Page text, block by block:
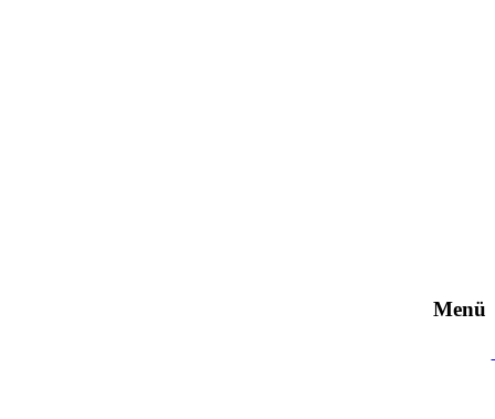
Menü